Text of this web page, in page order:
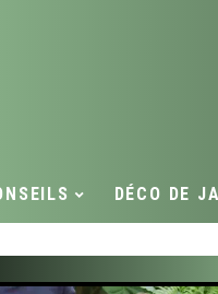
DÉCO DE